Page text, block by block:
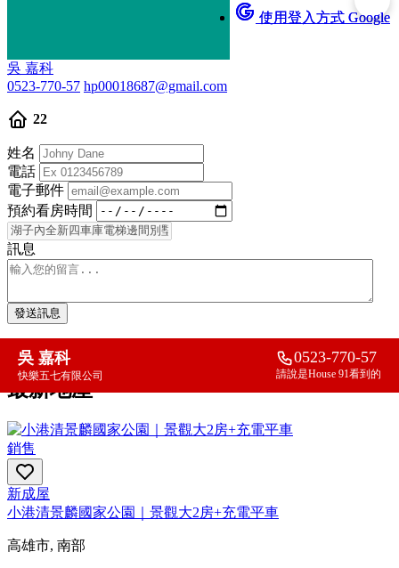
吳 嘉科
0523-770-57 hp00018687@gmail.com
22
姓名
電話
電子郵件
預約看房時間
訊息
發送訊息
吳 嘉科
快樂五七有限公司
0523-770-57
請說是House 91看到的
精選房產
最新地產
銷售
新成屋
小港清景麟國家公園｜景觀大2房+充電平車
高雄市, 南部
使用登入方式 Google
使用登入方式 Google